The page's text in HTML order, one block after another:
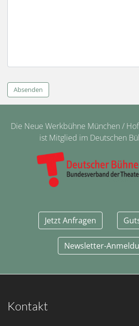
Absenden
Die Neue Werkbühne München /
ist Mitglied im Deutschen
Jetzt Anfragen
Newsletter-
Kontakt